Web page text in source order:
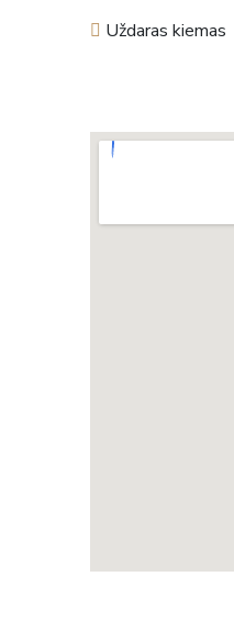
Uždaras kiemas